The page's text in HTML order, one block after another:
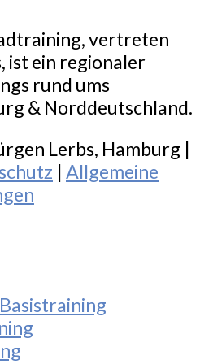
vertreten
ist ein regionaler
rund ums
& Norddeutschland.
Lerbs, Hamburg |
| Allgemeine